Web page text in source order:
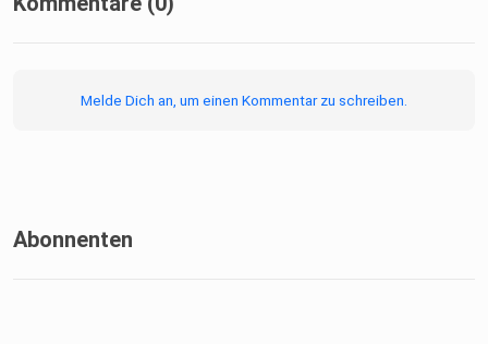
Melde Dich an, um einen Kommentar zu schreiben.
Abonnenten